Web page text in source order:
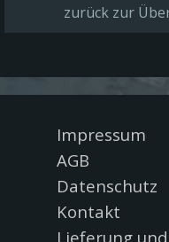
zurück zur
Impressum
AGB
Datenschutz
Kontakt
Lieferung